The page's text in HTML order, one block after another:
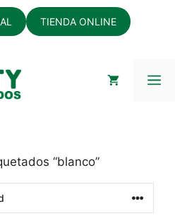
TIENDA ONLINE
“blanco”